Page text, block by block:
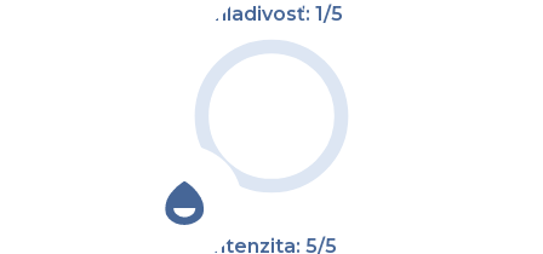
Chladivosť: 1/5
Intenzita: 5/5